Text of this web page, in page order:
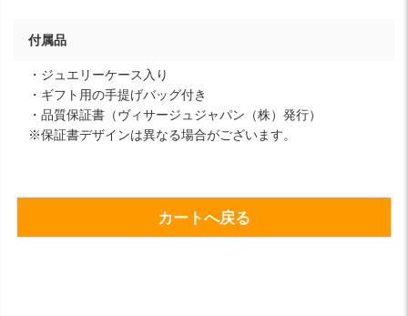
付属品
・ジュエリーケース入り
・ギフト用の手提げバッグ付き
・品質保証書（ヴィサージュジャパン（株）発行）
※保証書デザインは異なる場合がございます。
カートへ戻る